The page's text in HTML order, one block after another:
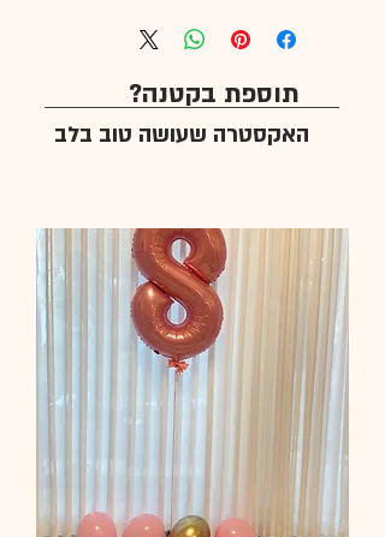
תוספת בקטנה?
האקסטרה שעושה טוב בלב